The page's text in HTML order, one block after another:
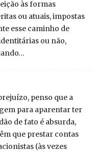
às formas
ou atuais, impostas
esse caminho de
ou não,
penso que a
para aparentar ter
de fato é absurda,
que prestar contas
(às vezes